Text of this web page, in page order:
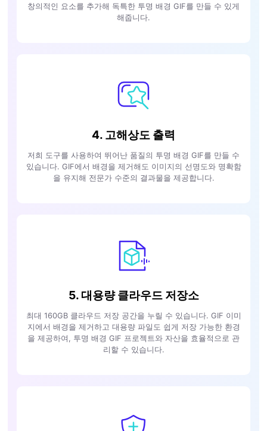
창의적인 요소를 추가해 독특한 투명 배경 GIF를 만들 수 있게
해줍니다.
4. 고해상도 출력
저희 도구를 사용하여 뛰어난 품질의 투명 배경 GIF를 만들 수
있습니다. GIF에서 배경을 제거해도 이미지의 선명도와 명확함
을 유지해 전문가 수준의 결과물을 제공합니다.
5. 대용량 클라우드 저장소
최대 160GB 클라우드 저장 공간을 누릴 수 있습니다. GIF 이미
지에서 배경을 제거하고 대용량 파일도 쉽게 저장 가능한 환경
을 제공하여, 투명 배경 GIF 프로젝트와 자산을 효율적으로 관
리할 수 있습니다.